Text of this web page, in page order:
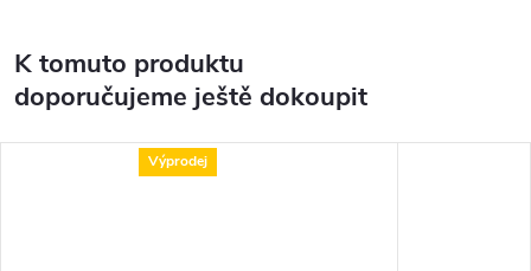
K tomuto produktu
doporučujeme ještě dokoupit
Výprodej